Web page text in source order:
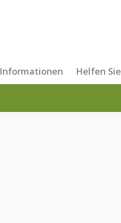
Informationen Helfen Sie